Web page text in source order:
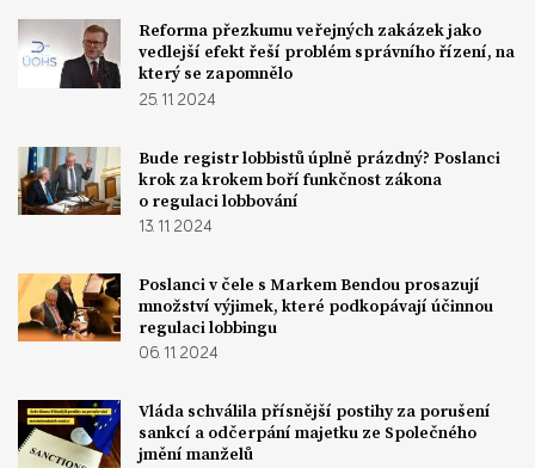
Reforma přezkumu veřejných zakázek jako
vedlejší efekt řeší problém správního řízení, na
který se zapomnělo
25. 11. 2024
Bude registr lobbistů úplně prázdný? Poslanci
krok za krokem boří funkčnost zákona
o regulaci lobbování
13. 11. 2024
Poslanci v čele s Markem Bendou prosazují
množství výjimek, které podkopávají účinnou
regulaci lobbingu
06. 11. 2024
Vláda schválila přísnější postihy za porušení
sankcí a odčerpání majetku ze Společného
jmění manželů